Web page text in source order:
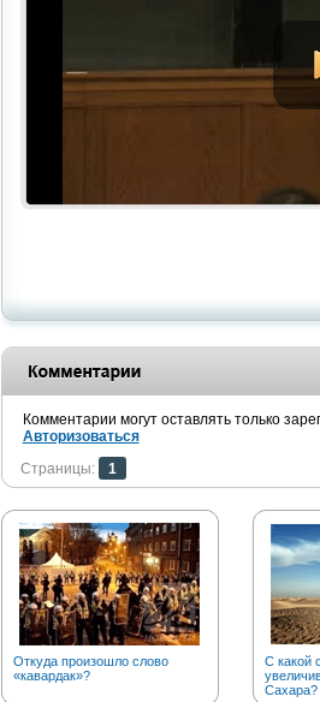
Комментарии могут оставлять только
Авторизоваться
Страницы:
1
Откуда произошло слово
«кавардак»?
С какой
Сахара?